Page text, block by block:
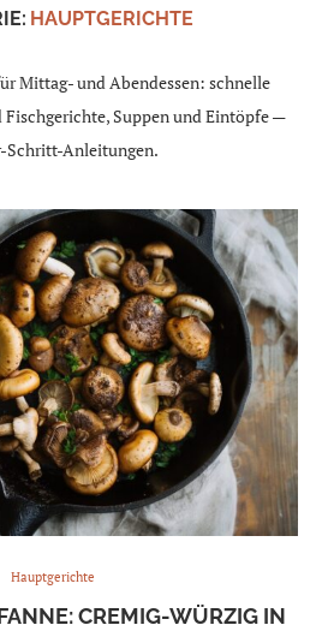
HAUPTGERICHTE
Mittag- und Abendessen: schnelle
Suppen und Eintöpfe —
Schritt-Anleitungen.
Hauptgerichte
CREMIG-WÜRZIG IN